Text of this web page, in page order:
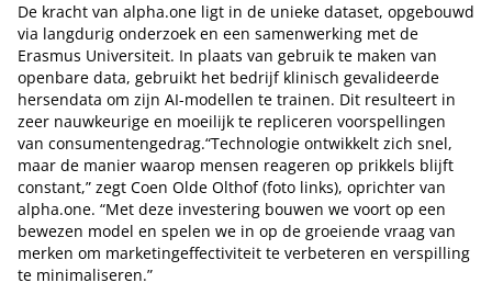
De kracht van alpha.one ligt in de unieke dataset, opgebouwd
via langdurig onderzoek en een samenwerking met de
Erasmus Universiteit. In plaats van gebruik te maken van
openbare data, gebruikt het bedrijf klinisch gevalideerde
hersendata om zijn AI-modellen te trainen. Dit resulteert in
zeer nauwkeurige en moeilijk te repliceren voorspellingen
van consumentengedrag.“Technologie ontwikkelt zich snel,
maar de manier waarop mensen reageren op prikkels blijft
constant,” zegt Coen Olde Olthof (foto links), oprichter van
alpha.one. “Met deze investering bouwen we voort op een
bewezen model en spelen we in op de groeiende vraag van
merken om marketingeffectiviteit te verbeteren en verspilling
te minimaliseren.”